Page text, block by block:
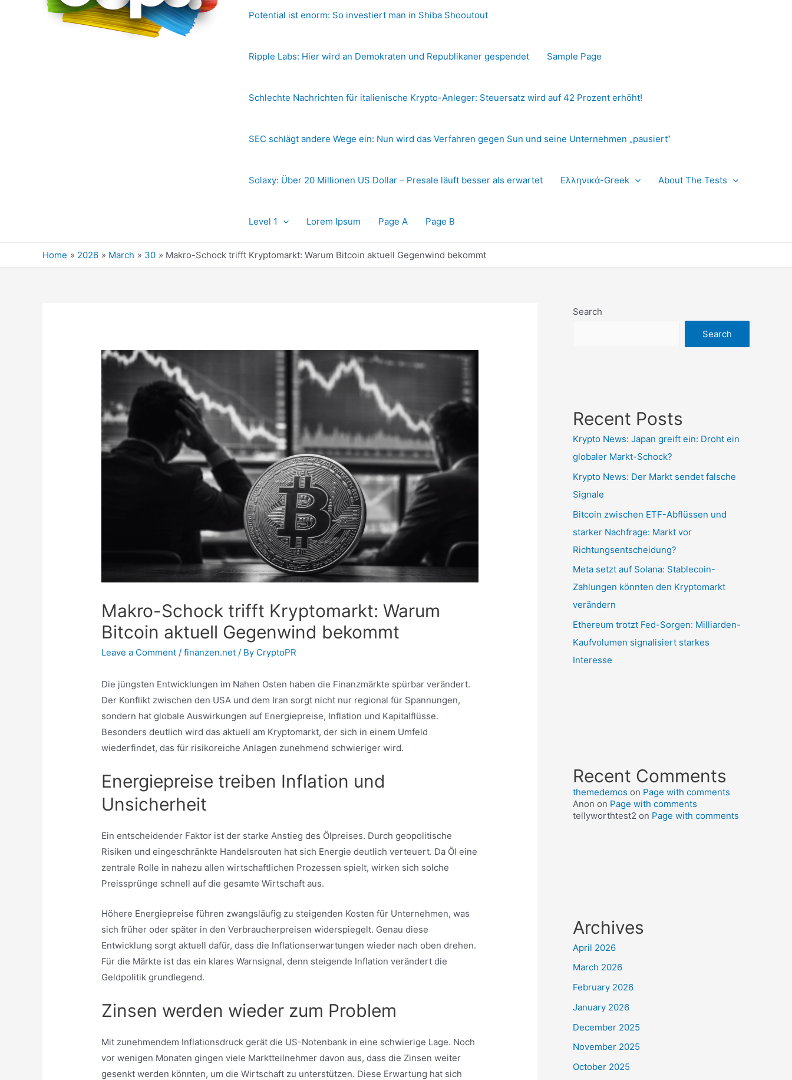
Potential ist enorm: So investiert man in Shiba Shooutout
Ripple Labs: Hier wird an Demokraten und Republikaner gespendet Sample Page
Schlechte Nachrichten für italienische Krypto-Anleger: Steuersatz wird auf 42 Prozent erhöht!
SEC schlägt andere Wege ein: Nun wird das Verfahren gegen Sun und seine Unternehmen „pausiert“
Solaxy: Über 20 Millionen US Dollar – Presale läuft besser als erwartet Ελληνικά-Greek About The Tests
Level 1 Lorem Ipsum Page A Page B
Home 2026 March 30 Makro-Schock trifft Kryptomarkt: Warum Bitcoin aktuell Gegenwind bekommt
Makro-Schock trifft Kryptomarkt: Warum
Bitcoin aktuell Gegenwind bekommt
Leave a Comment /finanzen.net / By CryptoPR
Die jüngsten Entwicklungen im Nahen Osten haben die Finanzmärkte spürbar verändert.
Der Konflikt zwischen den USA und dem Iran sorgt nicht nur regional für Spannungen,
sondern hat globale Auswirkungen auf Energiepreise, Inflation und Kapitalflüsse.
Besonders deutlich wird das aktuell am Kryptomarkt, der sich in einem Umfeld
wiederfindet, das für risikoreiche Anlagen zunehmend schwieriger wird.
Energiepreise treiben Inflation und
Unsicherheit
Ein entscheidender Faktor ist der starke Anstieg des Ölpreises. Durch geopolitische
Risiken und eingeschränkte Handelsrouten hat sich Energie deutlich verteuert. Da Öl eine
zentrale Rolle in nahezu allen wirtschaftlichen Prozessen spielt, wirken sich solche
Preissprünge schnell auf die gesamte Wirtschaft aus.
Höhere Energiepreise führen zwangsläufig zu steigenden Kosten für Unternehmen, was
sich früher oder später in den Verbraucherpreisen widerspiegelt. Genau diese
Entwicklung sorgt aktuell dafür, dass die Inflationserwartungen wieder nach oben drehen.
Für die Märkte ist das ein klares Warnsignal, denn steigende Inflation verändert die
Geldpolitik grundlegend.
Zinsen werden wieder zum Problem
Mit zunehmendem Inflationsdruck gerät die US-Notenbank in eine schwierige Lage. Noch
vor wenigen Monaten gingen viele Marktteilnehmer davon aus, dass die Zinsen weiter
gesenkt werden könnten, um die Wirtschaft zu unterstützen. Diese Erwartung hat sich
Search
Search
Recent Posts
Krypto News: Japan greift ein: Droht ein
globaler Markt-Schock?
Krypto News: Der Markt sendet falsche
Signale
Bitcoin zwischen ETF-Abflüssen und
starker Nachfrage: Markt vor
Richtungsentscheidung?
Meta setzt auf Solana: Stablecoin-
Zahlungen könnten den Kryptomarkt
verändern
Ethereum trotzt Fed-Sorgen: Milliarden-
Kaufvolumen signalisiert starkes
Interesse
Recent Comments
themedemos on Page with comments
Anon on Page with comments
tellyworthtest2 on Page with comments
Archives
April 2026
March 2026
February 2026
January 2026
December 2025
November 2025
October 2025